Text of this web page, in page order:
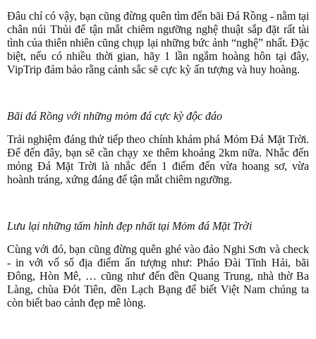
Đâu chỉ có vậy, bạn cũng đừng quên tìm đến bãi Đá Rồng - nằm tại
chân núi Thủi để tận mắt chiêm ngưỡng nghệ thuật sắp đặt rất tài
tình của thiên nhiên cũng chụp lại những bức ảnh “nghệ” nhất. Đặc
biệt, nếu có nhiều thời gian, hãy 1 lần ngắm hoàng hôn tại đây,
VipTrip đảm bảo rằng cảnh sắc sẽ cực kỳ ấn tượng và huy hoàng.
Bãi đá Rồng với những mỏm đá cực kỳ độc đáo
Trải nghiệm đáng thử tiếp theo chính khám phá Mỏm Đá Mặt Trời.
Để đến đây, bạn sẽ cần chạy xe thêm khoảng 2km nữa. Nhắc đến
mỏng Đá Mặt Trời là nhắc đến 1 điểm đến vừa hoang sơ, vừa
hoành tráng, xứng đáng để tận mắt chiêm ngưỡng.
Lưu lại những tấm hình đẹp nhất tại Mỏm đá Mặt Trời
Cùng với đó, bạn cũng đừng quên ghé vào đảo Nghi Sơn và check
- in với vố số địa điểm ấn tượng như: Pháo Đài Tĩnh Hải, bãi
Đông, Hòn Mê, … cũng như đến đền Quang Trung, nhà thờ Ba
Làng, chùa Đót Tiên, đền Lạch Bạng để biết Việt Nam chúng ta
còn biết bao cảnh đẹp mê lòng.